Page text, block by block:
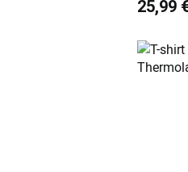
25,99